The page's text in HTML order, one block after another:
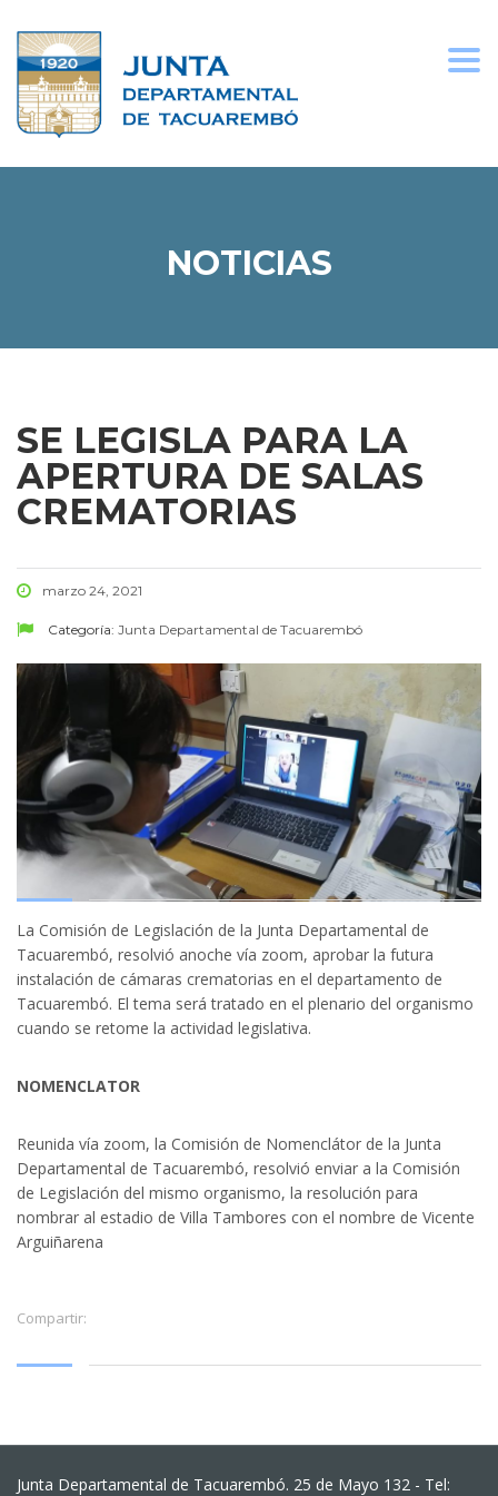
NOTICIAS
SE LEGISLA PARA LA
APERTURA DE SALAS
CREMATORIAS
marzo 24, 2021
Categoría: Junta Departamental de Tacuarembó
La Comisión de Legislación de la Junta Departamental de
Tacuarembó, resolvió anoche vía zoom, aprobar la futura
instalación de cámaras crematorias en el departamento de
Tacuarembó. El tema será tratado en el plenario del organismo
cuando se retome la actividad legislativa.
NOMENCLATOR
Reunida vía zoom, la Comisión de Nomenclátor de la Junta
Departamental de Tacuarembó, resolvió enviar a la Comisión
de Legislación del mismo organismo, la resolución para
nombrar al estadio de Villa Tambores con el nombre de Vicente
Arguiñarena
Compartir:
Junta Departamental de Tacuarembó. 25 de Mayo 132 - Tel: